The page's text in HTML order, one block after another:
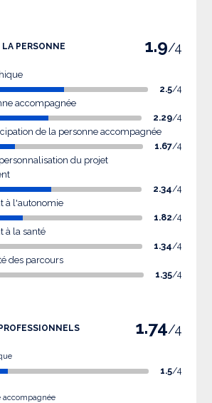
LA PERSONNE 1.9/4
2.5/4
accompagnée
2.29/4
de la personne accompagnée
1.67/4
du projet
2.34/4
à l'autonomie
1.82/4
à la santé
1.34/4
des parcours
1.35/4
1.74/4
1.5/4
accompagnée